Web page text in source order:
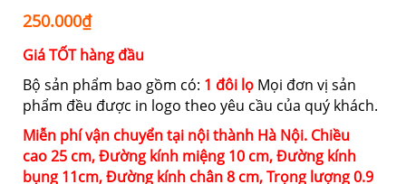
250.000₫
Giá TỐT hàng đầu
Bộ sản phẩm bao gồm có: 1 đôi lọ Mọi đơn vị sản
phẩm đều được in logo theo yêu cầu của quý khách.
Miễn phí vận chuyển tại nội thành Hà Nội. Chiều
cao 25 cm, Đường kính miệng 10 cm, Đường kính
bụng 11cm, Đường kính chân 8 cm, Trọng lượng 0.9